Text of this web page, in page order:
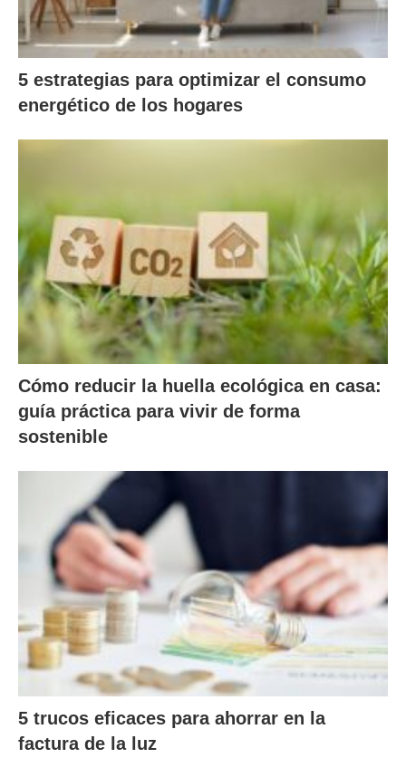
5 estrategias para optimizar el consumo
energético de los hogares
Cómo reducir la huella ecológica en casa:
guía práctica para vivir de forma
sostenible
5 trucos eficaces para ahorrar en la
factura de la luz